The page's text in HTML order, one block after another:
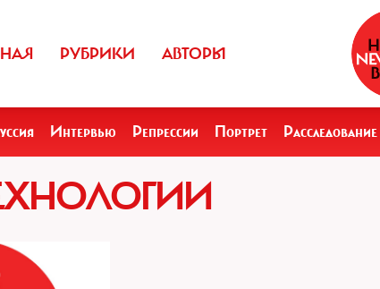
РУБРИКИ АВТОРЫ
Интервью Репрессии Портрет Расследование